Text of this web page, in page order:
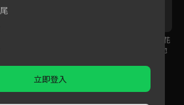
EP06預告：壯觀的雪花
珊瑚！石斑帶你參觀他
立即登入